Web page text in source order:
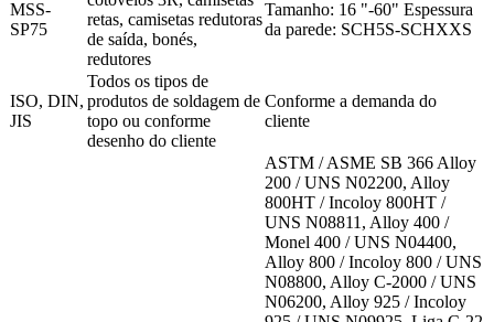
MSS-
SP75
retas, camisetas redutoras
de saída, bonés,
redutores
Tamanho: 16 "-60" Espessura
da parede: SCH5S-SCHXXS
ISO, DIN,
JIS
Todos os tipos de
produtos de soldagem de
topo ou conforme
desenho do cliente
Conforme a demanda do
cliente
ASTM / ASME SB 366 Alloy
200 / UNS N02200, Alloy
800HT / Incoloy 800HT /
UNS N08811, Alloy 400 /
Monel 400 / UNS N04400,
Alloy 800 / Incoloy 800 / UNS
N08800, Alloy C-2000 / UNS
N06200, Alloy 925 / Incoloy